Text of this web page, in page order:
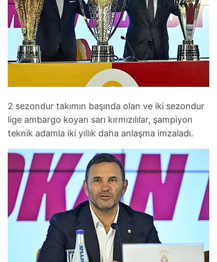
2 sezondur takımın başında olan ve iki sezondur
lige ambargo koyan sarı kırmızılılar, şampiyon
teknik adamla iki yıllık daha anlaşma imzaladı.